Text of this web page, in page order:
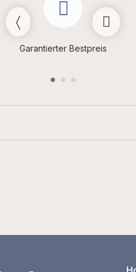
Garantierter Bestpreis